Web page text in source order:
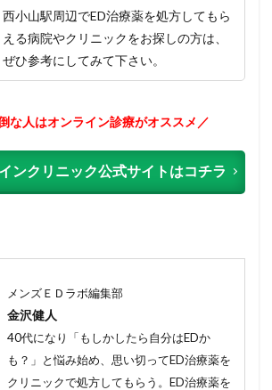
西小山駅周辺でED治療薬を処方してもら
える病院やクリニックをお探しの方は、
ぜひ参考にしてみて下さい。
な人はオンライン診療がオススメ／
ンクリニック公式サイトはコチラ
メンズＥＤラボ編集部
金沢健人
40代になり「もしかしたら自分はEDか
も？」と悩み始め、思い切ってED治療薬を
クリニックで処方してもらう。ED治療薬を